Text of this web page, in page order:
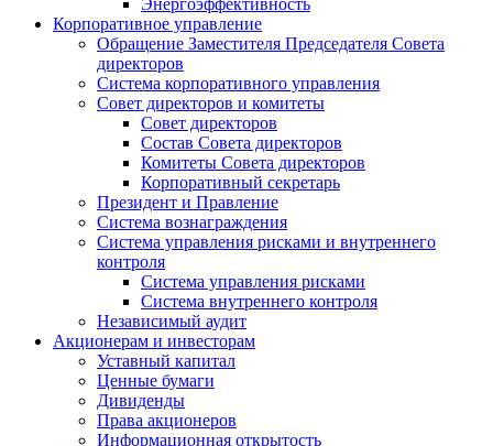
Энергоэффективность
Корпоративное управление
Обращение Заместителя Председателя Совета
директоров
Система корпоративного управления
Совет директоров и комитеты
Совет директоров
Состав Совета директоров
Комитеты Совета директоров
Корпоративный секретарь
Президент и Правление
Система вознаграждения
Система управления рисками и внутреннего
контроля
Система управления рисками
Система внутреннего контроля
Независимый аудит
Акционерам и инвесторам
Уставный капитал
Ценные бумаги
Дивиденды
Права акционеров
Информационная открытость